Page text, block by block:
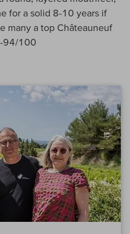
for a solid 8-10 years if
many a top Châteauneuf
94/100